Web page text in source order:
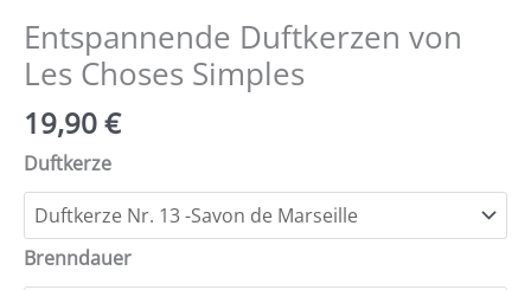
Entspannende Duftkerzen von
Les Choses Simples
19,90€
Duftkerze
Brenndauer